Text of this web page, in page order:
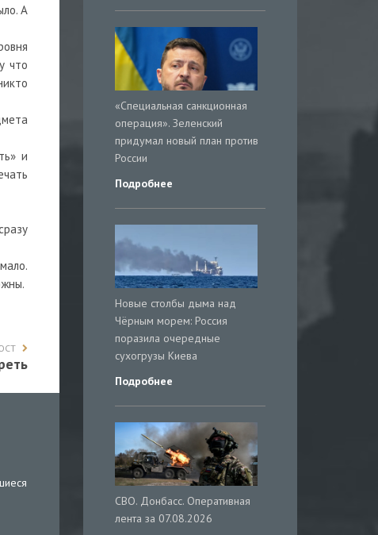
А
что
и
«Специальная санкционная
операция». Зеленский
придумал новый план против
России
Подробнее
Новые столбы дыма над
Чёрным морем: Россия
поразила очередные
сухогрузы Киева
Подробнее
СВО. Донбасс. Оперативная
лента за 07.08.2026